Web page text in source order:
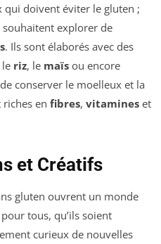
qui doivent éviter le gluten ;
explorer de
. Ils sont élaborés avec des
riz, le maïs ou encore
conserver le moelleux et la
en fibres, vitamines et
et Créatifs
gluten ouvrent un monde
pour tous, qu’ils soient
curieux de nouvelles